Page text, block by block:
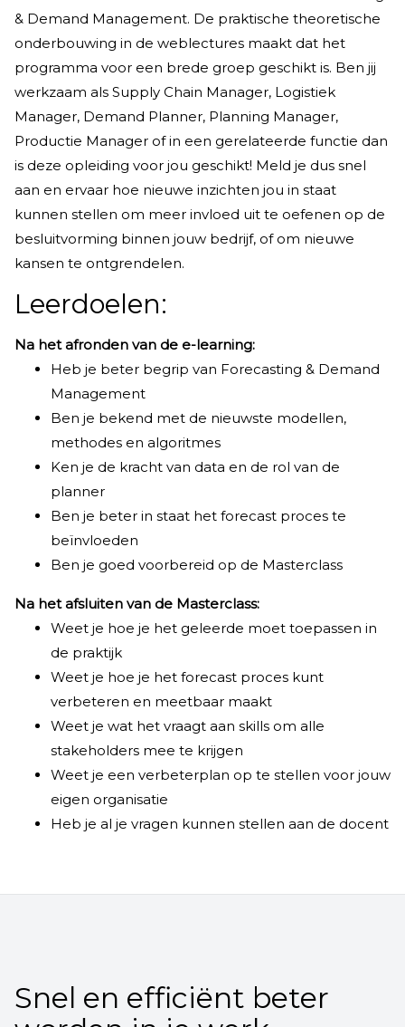
& Demand Management. De praktische theoretische
onderbouwing in de weblectures maakt dat het
programma voor een brede groep geschikt is. Ben jij
werkzaam als Supply Chain Manager, Logistiek
Manager, Demand Planner, Planning Manager,
Productie Manager of in een gerelateerde functie dan
is deze opleiding voor jou geschikt! Meld je dus snel
aan en ervaar hoe nieuwe inzichten jou in staat
kunnen stellen om meer invloed uit te oefenen op de
besluitvorming binnen jouw bedrijf, of om nieuwe
kansen te ontgrendelen.
Leerdoelen:
Na het afronden van de e-learning:
Heb je beter begrip van Forecasting & Demand
Management
Ben je bekend met de nieuwste modellen,
methodes en algoritmes
Ken je de kracht van data en de rol van de
planner
Ben je beter in staat het forecast proces te
beïnvloeden
Ben je goed voorbereid op de Masterclass
Na het afsluiten van de Masterclass:
Weet je hoe je het geleerde moet toepassen in
de praktijk
Weet je hoe je het forecast proces kunt
verbeteren en meetbaar maakt
Weet je wat het vraagt aan skills om alle
stakeholders mee te krijgen
Weet je een verbeterplan op te stellen voor jouw
eigen organisatie
Heb je al je vragen kunnen stellen aan de docent
Snel en efficiënt beter